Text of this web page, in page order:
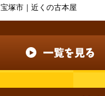
宝塚市｜近くの古本屋